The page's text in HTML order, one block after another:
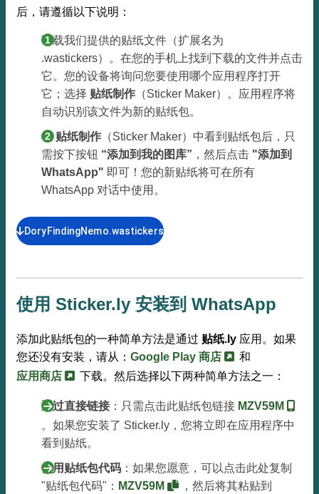
后，请遵循以下说明：
下载我们提供的贴纸文件（扩展名为
.wastickers）。在您的手机上找到下载的文件并点击
它。您的设备将询问您要使用哪个应用程序打开
它；选择 贴纸制作 （Sticker Maker）。应用程序将
自动识别该文件为新的贴纸包。
在贴纸制作 （Sticker Maker）中看到贴纸包后，只
需按下按钮 “添加到我的图库” ，然后点击 "添加到
WhatsApp" 即可！您的新贴纸将可在所有
WhatsApp 对话中使用。
DoryFindingNemo.wastickers
使用 Sticker.ly 安装到 WhatsApp
添加此贴纸包的一种简单方法是通过 贴纸.ly 应用。如果
您还没有安装，请从： Google Play 商店
和
应用商店
下载。然后选择以下两种简单方法之一：
通过直接链接：只需点击此贴纸包链接 MZV59M
。如果您安装了 Sticker.ly，您将立即在应用程序中
看到贴纸。
使用贴纸包代码 ：如果您愿意，可以点击此处复制
"贴纸包代码"： MZV59M
，然后将其粘贴到